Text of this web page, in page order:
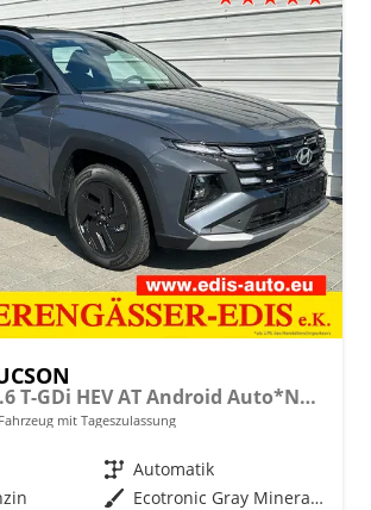
Black Line 1.6 T-GDi HEV AT Android Auto*Navi*SHZ*Kamera*2Z Klimaauto*
Fahrzeug mit Tageszulassung
Getriebe Automatik
Außenfarbe
Ecotronic Gray Mineraleffekt